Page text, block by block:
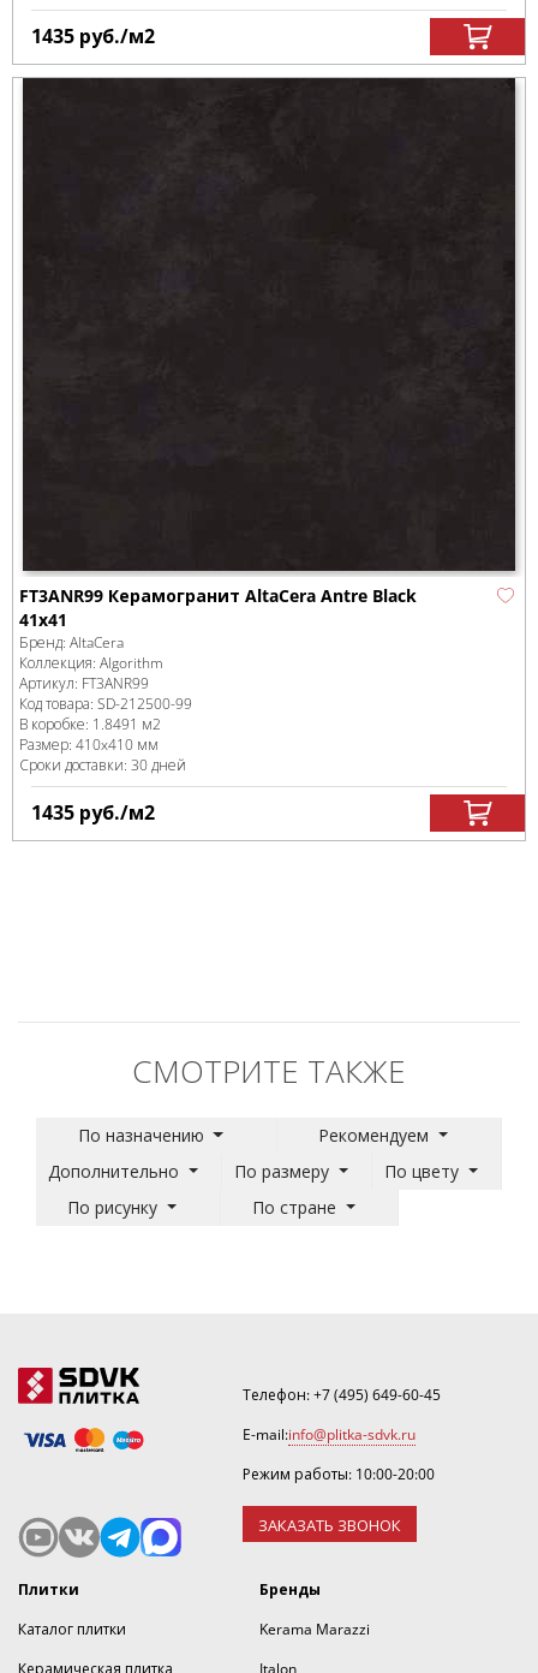
1435 руб./м2
FT3ANR99 Керамогранит AltaCera Antre Black
41х41
Бренд: AltaCera
Коллекция: Algorithm
Артикул: FT3ANR99
Код товара: SD-212500-99
В коробке: 1.8491 м2
Размер: 410x410 мм
Сроки доставки: 30 дней
1435 руб./м2
СМОТРИТЕ ТАКЖЕ
По назначению
Рекомендуем
Дополнительно
По размеру
По цвету
По рисунку
По стране
Телефон:+7 (495) 649-60-45
E-mail:info@plitka-sdvk.ru
Режим работы: 10:00-20:00
ЗАКАЗАТЬ ЗВОНОК
Плитки
Каталог плитки
Керамическая плитка
Бренды
Kerama Marazzi
Italon